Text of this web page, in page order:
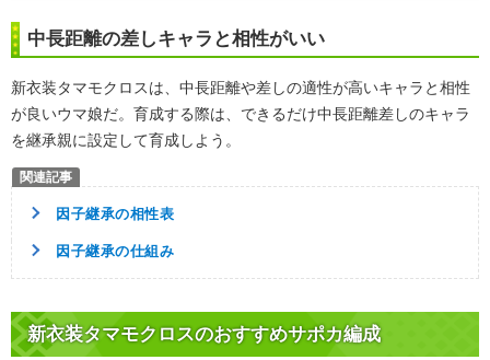
中長距離の差しキャラと相性がいい
新衣装タマモクロスは、中長距離や差しの適性が高いキャラと相性
が良いウマ娘だ。育成する際は、できるだけ中長距離差しのキャラ
を継承親に設定して育成しよう。
因子継承の相性表
因子継承の仕組み
新衣装タマモクロスのおすすめサポカ編成